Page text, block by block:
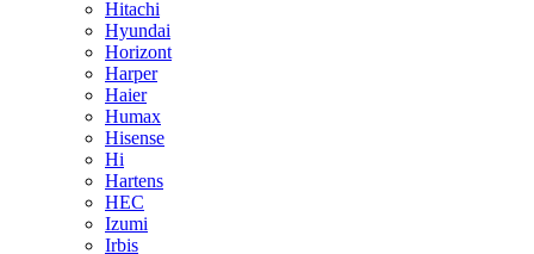
Hitachi
Hyundai
Horizont
Harper
Haier
Humax
Hisense
Hi
Hartens
HEC
Izumi
Irbis